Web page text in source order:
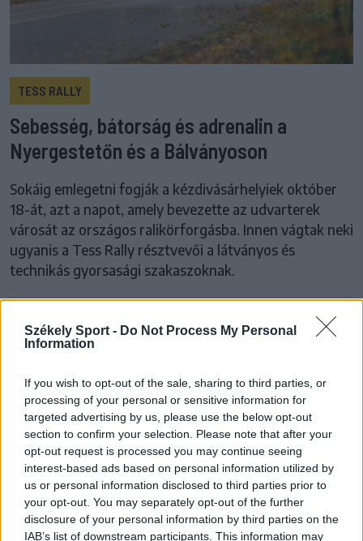
Székely Sport - Do Not Process My Personal
Information
If you wish to opt-out of the sale, sharing to third parties, or
processing of your personal or sensitive information for
targeted advertising by us, please use the below opt-out
section to confirm your selection. Please note that after your
opt-out request is processed you may continue seeing
interest-based ads based on personal information utilized by
us or personal information disclosed to third parties prior to
your opt-out. You may separately opt-out of the further
disclosure of your personal information by third parties on the
IAB’s list of downstream participants. This information may
TESS RALLY
Sebesség, bátorság és adrenalin a
Nyergestetőn és a Bálványoson
Sokáig emlegetni fogják a kézdivásárhelyiek október
18-át, azt a napot, amely bevezette az udvarterek
városát az országos ralikörforgásba. Innen vágtak neki
ugyanis a Tess Rally résztvevői a látványos és
technikás gyorsasági szakaszoknak.